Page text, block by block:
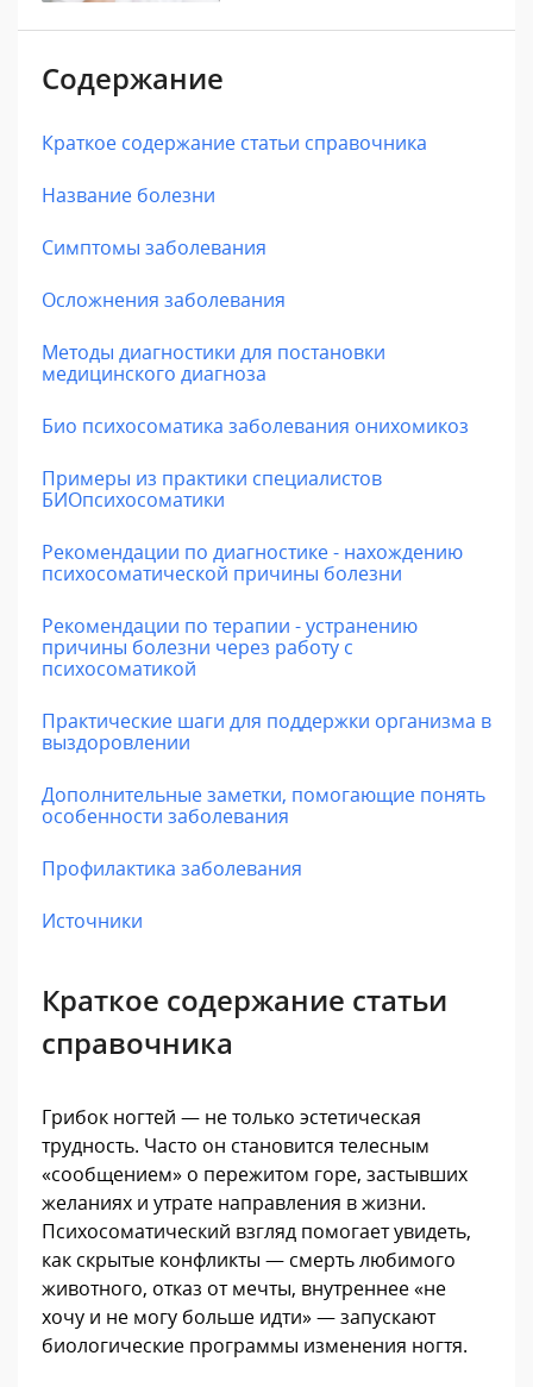
Содержание
Краткое содержание статьи справочника
Название болезни
Симптомы заболевания
Осложнения заболевания
Методы диагностики для постановки
медицинского диагноза
Био психосоматика заболевания онихомикоз
Примеры из практики специалистов
БИОпсихосоматики
Рекомендации по диагностике - нахождению
психосоматической причины болезни
Рекомендации по терапии - устранению
причины болезни через работу с
психосоматикой
Практические шаги для поддержки организма в
выздоровлении
Дополнительные заметки, помогающие понять
особенности заболевания
Профилактика заболевания
Источники
Краткое содержание статьи
справочника
Грибок ногтей — не только эстетическая
трудность. Часто он становится телесным
«сообщением» о пережитом горе, застывших
желаниях и утрате направления в жизни.
Психосоматический взгляд помогает увидеть,
как скрытые конфликты — смерть любимого
животного, отказ от мечты, внутреннее «не
хочу и не могу больше идти» — запускают
биологические программы изменения ногтя.